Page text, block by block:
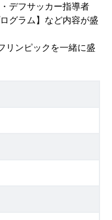
デフサッカー指導者
グラム】など内容が盛
リンピックを一緒に盛